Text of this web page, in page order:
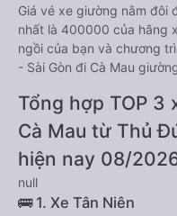
Giá vé xe giường nằm đôi
nhất là 400000 của hãng
ngồi của bạn và chương
- Sài Gòn đi Cà Mau
Tổng hợp TOP 3
Cà Mau từ Thủ
hiện nay 08/
null
🚌 1. Xe Tân Niên